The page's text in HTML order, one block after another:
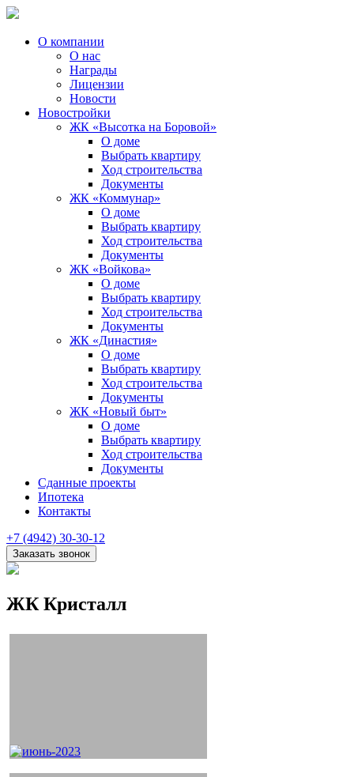
О компании
О нас
Награды
Лицензии
Новости
Новостройки
ЖК «Высотка на Боровой»
О доме
Выбрать квартиру
Ход строительства
Документы
ЖК «Коммунар»
О доме
Выбрать квартиру
Ход строительства
Документы
ЖК «Войкова»
О доме
Выбрать квартиру
Ход строительства
Документы
ЖК «Династия»
О доме
Выбрать квартиру
Ход строительства
Документы
ЖК «Новый быт»
О доме
Выбрать квартиру
Ход строительства
Документы
Сданные проекты
Ипотека
Контакты
+7 (4942) 30-30-12
ЖК Кристалл